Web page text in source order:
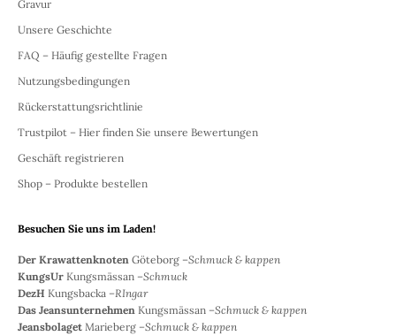
Gravur
Unsere Geschichte
FAQ – Häufig gestellte Fragen
Nutzungsbedingungen
Rückerstattungsrichtlinie
Trustpilot – Hier finden Sie unsere Bewertungen
Geschäft registrieren
Shop – Produkte bestellen
Besuchen Sie uns im Laden!
Der Krawattenknoten Göteborg –Schmuck & kappen
KungsUr Kungsmässan –Schmuck
DezH Kungsbacka –RIngar
Das Jeansunternehmen Kungsmässan –Schmuck & kappen
Jeansbolaget Marieberg –Schmuck & kappen